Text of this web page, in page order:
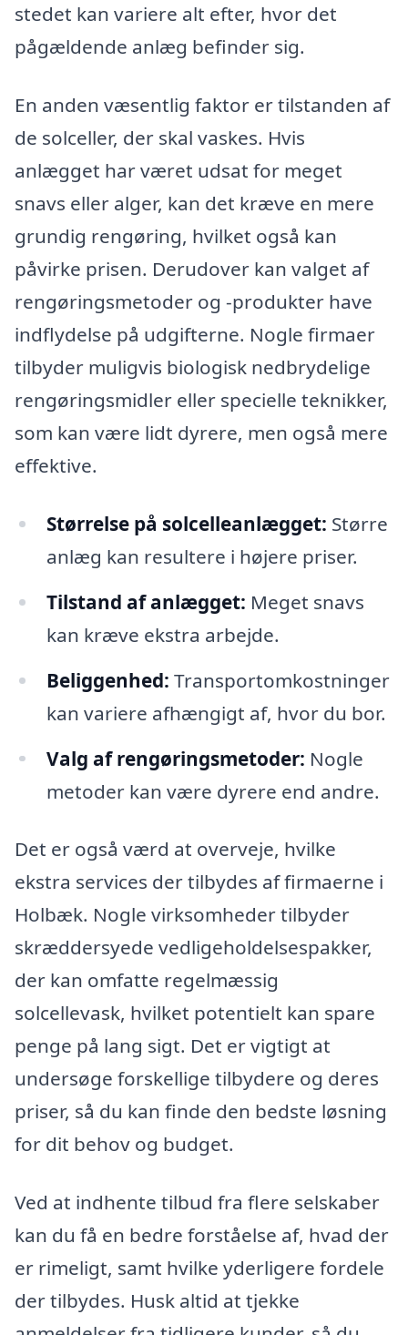
stedet kan variere alt efter, hvor det
pågældende anlæg befinder sig.
En anden væsentlig faktor er tilstanden af
​​de solceller, der skal vaskes. Hvis
anlægget har været udsat for meget
snavs eller alger, kan det kræve en mere
grundig rengøring, hvilket også kan
påvirke prisen. Derudover kan valget af
rengøringsmetoder og -produkter have
indflydelse på udgifterne. Nogle firmaer
tilbyder muligvis biologisk nedbrydelige
rengøringsmidler eller specielle teknikker,
som kan være lidt dyrere, men også mere
effektive.
Størrelse på solcelleanlægget: Større
anlæg kan resultere i højere priser.
Tilstand af anlægget: Meget snavs
kan kræve ekstra arbejde.
Beliggenhed: Transportomkostninger
kan variere afhængigt af, hvor du bor.
Valg af rengøringsmetoder: Nogle
metoder kan være dyrere end andre.
Det er også værd at overveje, hvilke
ekstra services der tilbydes af firmaerne i
Holbæk. Nogle virksomheder tilbyder
skræddersyede vedligeholdelsespakker,
der kan omfatte regelmæssig
solcellevask, hvilket potentielt kan spare
penge på lang sigt. Det er vigtigt at
undersøge forskellige tilbydere og deres
priser, så du kan finde den bedste løsning
for dit behov og budget.
Ved at indhente tilbud fra flere selskaber
kan du få en bedre forståelse af, hvad der
er rimeligt, samt hvilke yderligere fordele
der tilbydes. Husk altid at tjekke